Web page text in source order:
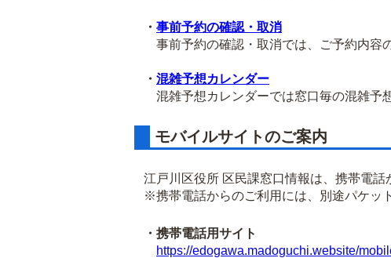
・ 事前予約の確認・取消
事前予約の確認・取消では、ご予約内容
・ 混雑予想カレンダー
混雑予想カレンダーでは窓口毎の混雑予
モバイルサイトのご案内
江戸川区役所 区民課窓口情報は、携帯電話
※携帯電話からのご利用には、別途パケッ
・携帯電話用サイト
https://edogawa.madoguchi.website/